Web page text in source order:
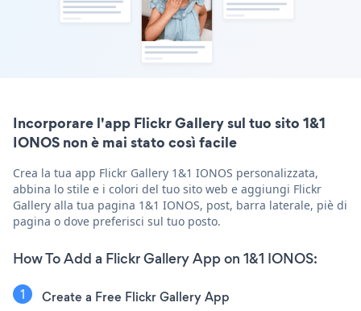
Incorporare l'app Flickr Gallery sul tuo sito 1&1
IONOS non è mai stato così facile
Crea la tua app Flickr Gallery 1&1 IONOS personalizzata,
abbina lo stile e i colori del tuo sito web e aggiungi Flickr
Gallery alla tua pagina 1&1 IONOS, post, barra laterale, piè di
pagina o dove preferisci sul tuo posto.
How To Add a Flickr Gallery App on 1&1 IONOS:
Create a Free Flickr Gallery App